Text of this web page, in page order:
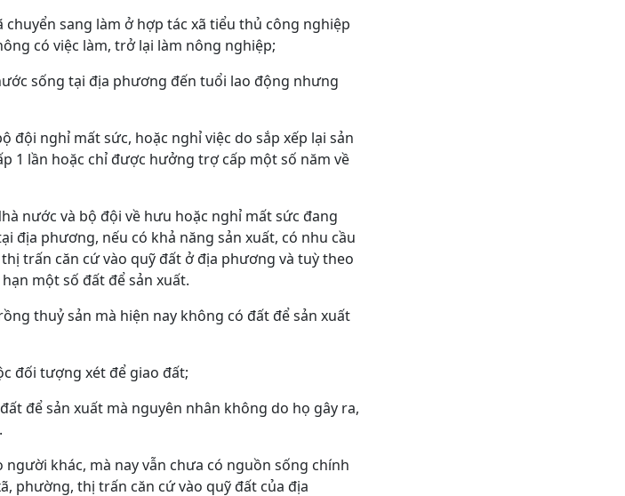
sang làm ở hợp tác xã tiểu thủ công nghiệp
có việc làm, trở lại làm nông nghiệp;
sống tại địa phương đến tuổi lao động nhưng
đội nghỉ mất sức, hoặc nghỉ việc do sắp xếp lại sản
1 lần hoặc chỉ được hưởng trợ cấp một số năm về
nước và bộ đội về hưu hoặc nghỉ mất sức đang
địa phương, nếu có khả năng sản xuất, có nhu cầu
trấn căn cứ vào quỹ đất ở địa phương và tuỳ theo
một số đất để sản xuất.
thuỷ sản mà hiện nay không có đất để sản xuất
đối tượng xét để giao đất;
để sản xuất mà nguyên nhân không do họ gây ra,
khác, mà nay vẫn chưa có nguồn sống chính
phường, thị trấn căn cứ vào quỹ đất của địa